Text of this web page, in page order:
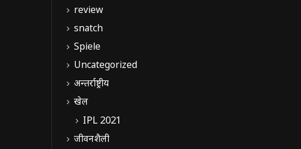
review
snatch
Spiele
Uncategorized
अन्तर्राष्ट्रीय
खेल
IPL 2021
जीवनशैली